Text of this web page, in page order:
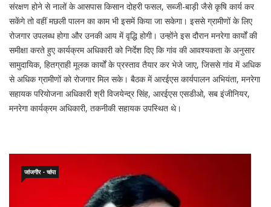
संरक्षण होने से नालों के आसपास किसान दोहरी फसल, सब्जी-बाड़ी जैसे कृषि कार्य कर
सकेंगे तो वहीं मछली पालन का काम भी इसमें किया जा सकेगा। इससे ग्रामीणों के लिए
रोजगार उपलब्ध होगा और उनकी आय में वृद्धि होगी। उन्होंने इस दौरान मनरेगा कार्यों की
समीक्षा करते हुए कार्यक्रम अधिकारी को निर्देश दिए कि गांव की आवश्यकता के अनुसार
सामुदायिक, हितग्राही मूलक कार्यों के प्रस्ताव तैयार कर भेजे जाए, जिससे गांव में अधिक
से अधिक ग्रामीणों को रोजगार मिल सके। बैठक में आरईएस कार्यपालन अभियंता, मनरेगा
सहायक परियोजना अधिकारी श्री विजयेन्द्र सिंह, आरईएस एसडीओ, सब इंजीनियर,
मनरेगा कार्यक्रम अधिकारी, तकनीकी सहायक उपस्थित थे।
जांजगीर - चांपा